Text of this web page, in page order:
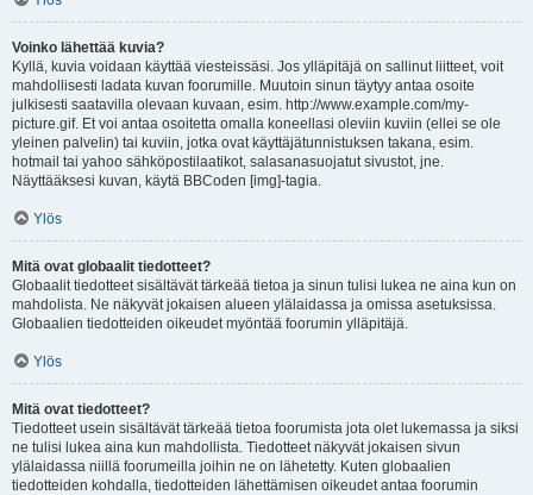
Voinko lähettää kuvia?
Kyllä, kuvia voidaan käyttää viesteissäsi. Jos ylläpitäjä on sallinut liitteet, voit
mahdollisesti ladata kuvan foorumille. Muutoin sinun täytyy antaa osoite
julkisesti saatavilla olevaan kuvaan, esim. http://www.example.com/my-
picture.gif. Et voi antaa osoitetta omalla koneellasi oleviin kuviin (ellei se ole
yleinen palvelin) tai kuviin, jotka ovat käyttäjätunnistuksen takana, esim.
hotmail tai yahoo sähköpostilaatikot, salasanasuojatut sivustot, jne.
Näyttääksesi kuvan, käytä BBCoden [img]-tagia.
Ylös
Mitä ovat globaalit tiedotteet?
Globaalit tiedotteet sisältävät tärkeää tietoa ja sinun tulisi lukea ne aina kun on
mahdolista. Ne näkyvät jokaisen alueen ylälaidassa ja omissa asetuksissa.
Globaalien tiedotteiden oikeudet myöntää foorumin ylläpitäjä.
Ylös
Mitä ovat tiedotteet?
Tiedotteet usein sisältävät tärkeää tietoa foorumista jota olet lukemassa ja siksi
ne tulisi lukea aina kun mahdollista. Tiedotteet näkyvät jokaisen sivun
ylälaidassa niillä foorumeilla joihin ne on lähetetty. Kuten globaalien
tiedotteiden kohdalla, tiedotteiden lähettämisen oikeudet antaa foorumin